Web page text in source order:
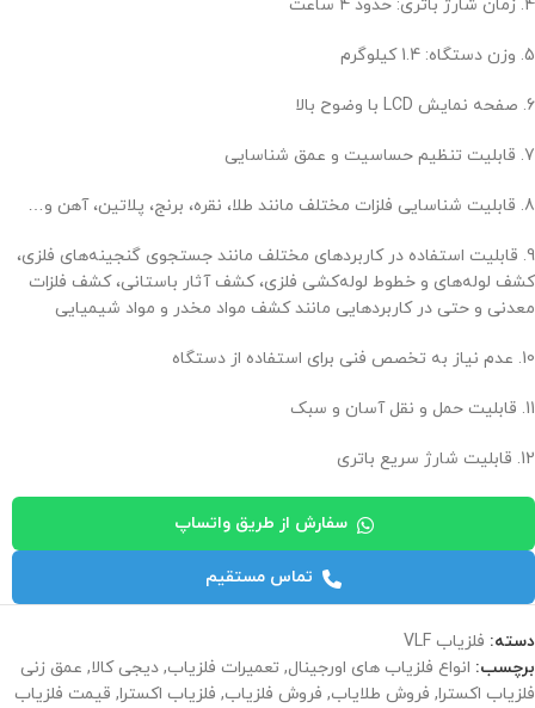
4. زمان شارژ باتری: حدود 4 ساعت
5. وزن دستگاه: 1.4 کیلوگرم
6. صفحه نمایش LCD با وضوح بالا
7. قابلیت تنظیم حساسیت و عمق شناسایی
8. قابلیت شناسایی فلزات مختلف مانند طلا، نقره، برنج، پلاتین، آهن و…
9. قابلیت استفاده در کاربردهای مختلف مانند جستجوی گنجینه‌های فلزی،
کشف لوله‌های و خطوط لوله‌کشی فلزی، کشف آثار باستانی، کشف فلزات
معدنی و حتی در کاربردهایی مانند کشف مواد مخدر و مواد شیمیایی
10. عدم نیاز به تخصص فنی برای استفاده از دستگاه
11. قابلیت حمل و نقل آسان و سبک
12. قابلیت شارژ سریع باتری
سفارش از طریق واتساپ
تماس مستقیم
دسته: فلزیاب VLF
برچسب: انواع فلزیاب های اورجینال, تعمیرات فلزیاب, دیجی کالا, عمق زنی
فلزیاب اکسترا, فروش طلایاب, فروش فلزیاب, فلزیاب اکسترا, قیمت فلزیاب